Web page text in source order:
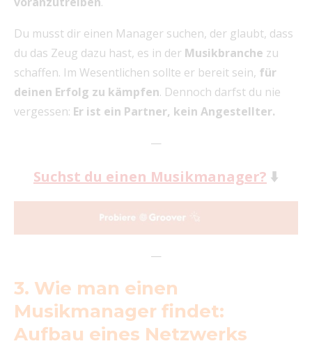
Du musst dir einen Manager suchen, der glaubt, dass
du das Zeug dazu hast, es in der Musikbranche zu
schaffen. Im Wesentlichen sollte er bereit sein, für
deinen Erfolg zu kämpfen. Dennoch darfst du nie
vergessen: Er ist ein Partner, kein Angestellter.
—
Suchst du einen Musikmanager? ⬇️
—
3. Wie man einen
Musikmanager findet:
Aufbau eines Netzwerks